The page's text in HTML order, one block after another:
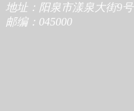
地址：阳泉市漾泉大街9号
邮编：045000